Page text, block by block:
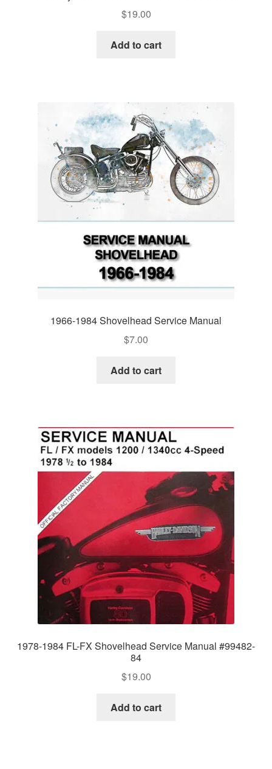
$19.00
Add to cart
1966-1984 Shovelhead Service Manual
$7.00
Add to cart
1978-1984 FL-FX Shovelhead Service Manual #99482-
84
$19.00
Add to cart